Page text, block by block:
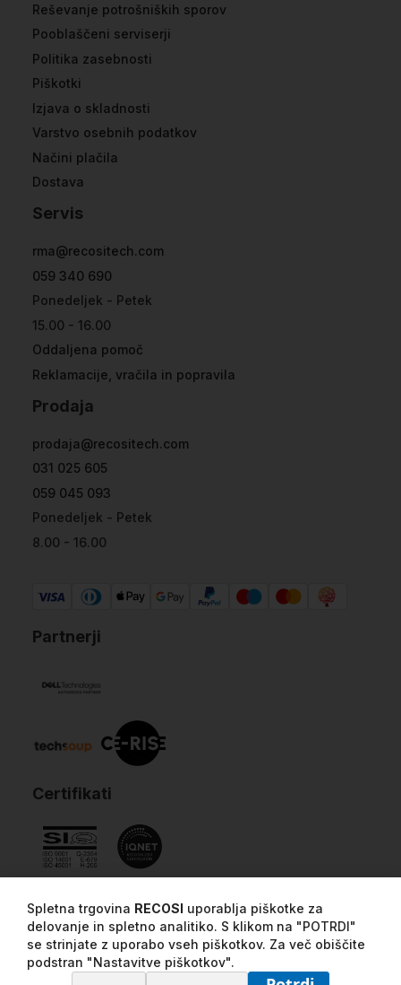
Reševanje potrošniških sporov
Pooblaščeni serviserji
Politika zasebnosti
Piškotki
Izjava o skladnosti
Varstvo osebnih podatkov
Načini plačila
Dostava
Servis
rma@recositech.com
059 340 690
Ponedeljek - Petek
15.00 - 16.00
Oddaljena pomoč
Reklamacije, vračila in popravila
Prodaja
prodaja@recositech.com
031 025 605
059 045 093
Ponedeljek - Petek
8.00 - 16.00
Partnerji
Certifikati
Spletna trgovina RECOSI uporablja piškotke za
delovanje in spletno analitiko. S klikom na "POTRDI"
se strinjate z uporabo vseh piškotkov. Za več obiščite
podstran "Nastavitve piškotkov".